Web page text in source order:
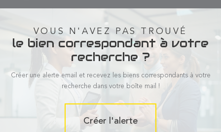
VOUS N'AVEZ PAS TROUVÉ
le bien correspondant à votre
recherche ?
Créer une alerte email et recevez les biens correspondants à votre
recherche dans votre boîte mail !
Créer l'alerte